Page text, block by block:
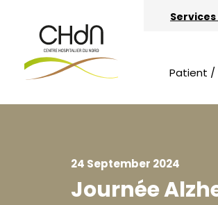
Patient /
Vous venez en visite
24 September 2024
Journée